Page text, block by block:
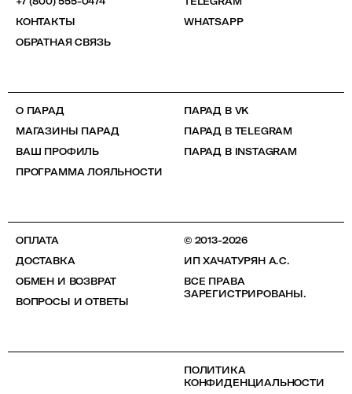
КОНТАКТЫ
ОБРАТНАЯ СВЯЗЬ
WHATSAPP
О ПАРАД
МАГАЗИНЫ ПАРАД
ВАШ ПРОФИЛЬ
ПРОГРАММА ЛОЯЛЬНОСТИ
ПАРАД В VK
ПАРАД В TELEGRAM
ПАРАД В INSTAGRAM
ОПЛАТА
ДОСТАВКА
ОБМЕН И ВОЗВРАТ
ВОПРОСЫ И ОТВЕТЫ
© 2013-2026
ИП ХАЧАТУРЯН А.С.
ВСЕ ПРАВА
ЗАРЕГИСТРИРОВАНЫ.
ПОЛИТИКА
КОНФИДЕНЦИАЛЬНОСТИ